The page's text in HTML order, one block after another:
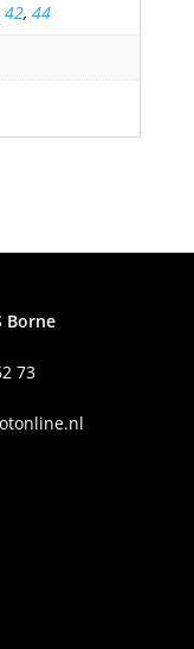
42, 44
Borne
73